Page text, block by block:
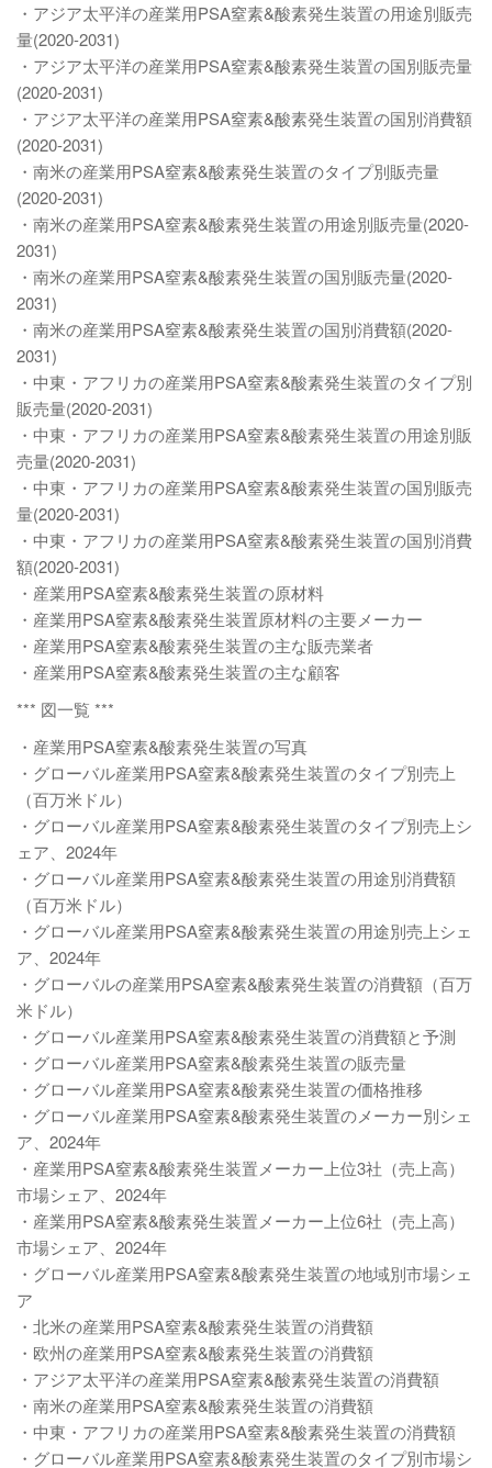
・アジア太平洋の産業用PSA窒素&酸素発生装置の用途別販売
量(2020-2031)
・アジア太平洋の産業用PSA窒素&酸素発生装置の国別販売量
(2020-2031)
・アジア太平洋の産業用PSA窒素&酸素発生装置の国別消費額
(2020-2031)
・南米の産業用PSA窒素&酸素発生装置のタイプ別販売量
(2020-2031)
・南米の産業用PSA窒素&酸素発生装置の用途別販売量(2020-
2031)
・南米の産業用PSA窒素&酸素発生装置の国別販売量(2020-
2031)
・南米の産業用PSA窒素&酸素発生装置の国別消費額(2020-
2031)
・中東・アフリカの産業用PSA窒素&酸素発生装置のタイプ別
販売量(2020-2031)
・中東・アフリカの産業用PSA窒素&酸素発生装置の用途別販
売量(2020-2031)
・中東・アフリカの産業用PSA窒素&酸素発生装置の国別販売
量(2020-2031)
・中東・アフリカの産業用PSA窒素&酸素発生装置の国別消費
額(2020-2031)
・産業用PSA窒素&酸素発生装置の原材料
・産業用PSA窒素&酸素発生装置原材料の主要メーカー
・産業用PSA窒素&酸素発生装置の主な販売業者
・産業用PSA窒素&酸素発生装置の主な顧客
*** 図一覧 ***
・産業用PSA窒素&酸素発生装置の写真
・グローバル産業用PSA窒素&酸素発生装置のタイプ別売上
（百万米ドル）
・グローバル産業用PSA窒素&酸素発生装置のタイプ別売上シ
ェア、2024年
・グローバル産業用PSA窒素&酸素発生装置の用途別消費額
（百万米ドル）
・グローバル産業用PSA窒素&酸素発生装置の用途別売上シェ
ア、2024年
・グローバルの産業用PSA窒素&酸素発生装置の消費額（百万
米ドル）
・グローバル産業用PSA窒素&酸素発生装置の消費額と予測
・グローバル産業用PSA窒素&酸素発生装置の販売量
・グローバル産業用PSA窒素&酸素発生装置の価格推移
・グローバル産業用PSA窒素&酸素発生装置のメーカー別シェ
ア、2024年
・産業用PSA窒素&酸素発生装置メーカー上位3社（売上高）
市場シェア、2024年
・産業用PSA窒素&酸素発生装置メーカー上位6社（売上高）
市場シェア、2024年
・グローバル産業用PSA窒素&酸素発生装置の地域別市場シェ
ア
・北米の産業用PSA窒素&酸素発生装置の消費額
・欧州の産業用PSA窒素&酸素発生装置の消費額
・アジア太平洋の産業用PSA窒素&酸素発生装置の消費額
・南米の産業用PSA窒素&酸素発生装置の消費額
・中東・アフリカの産業用PSA窒素&酸素発生装置の消費額
・グローバル産業用PSA窒素&酸素発生装置のタイプ別市場シ